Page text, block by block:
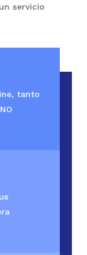
servicio
tanto